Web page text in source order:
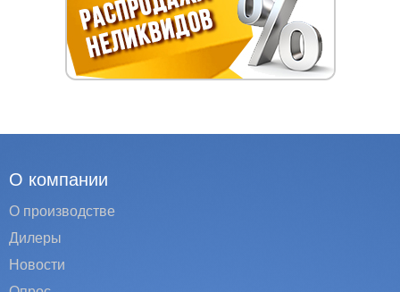
О компании
О производстве
Дилеры
Новости